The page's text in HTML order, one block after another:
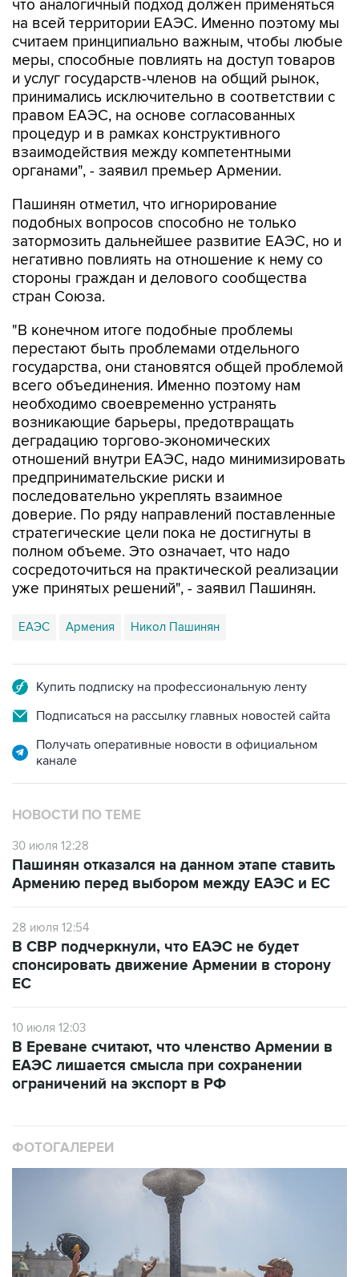
считаем принципиально важным, чтобы любые
меры, способные повлиять на доступ товаров
и услуг государств-членов на общий рынок,
принимались исключительно в соответствии с
правом ЕАЭС, на основе согласованных
процедур и в рамках конструктивного
взаимодействия между компетентными
органами", - заявил премьер Армении.
Пашинян отметил, что игнорирование
затормозить дальнейшее развитие ЕАЭС, но и
негативно повлиять на отношение к нему со
стороны граждан и делового сообщества
стран Союза.
"В конечном итоге подобные проблемы
государства, они становятся общей проблемой
всего объединения. Именно поэтому нам
необходимо своевременно устранять
возникающие барьеры, предотвращать
деградацию торгово-экономических
отношений внутри ЕАЭС, надо минимизировать
предпринимательские риски и
последовательно укреплять взаимное
доверие. По ряду направлений поставленные
стратегические цели пока не достигнуты в
полном объеме. Это означает, что надо
сосредоточиться на практической реализации
уже принятых решений", - заявил Пашинян.
ЕАЭС Армения Никол Пашинян
Подписаться на рассылку главных новостей сайта
Получать оперативные новости в официальном
НОВОСТИ ПО ТЕМЕ
30 июля 12:28
Армению перед выбором между ЕАЭС и ЕС
28 июля 12:54
спонсировать движение Армении в сторону
ЕС
ЕАЭС лишается смысла при сохранении
ограничений на экспорт в РФ